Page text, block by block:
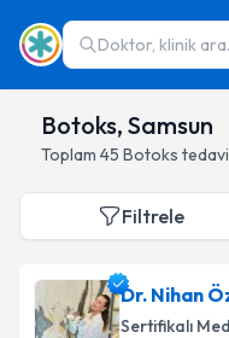
Doktor, klinik
Botoks, Samsun
Toplam 45 Botoks
Filtrele
Dr. Nihan
Sertifikalı